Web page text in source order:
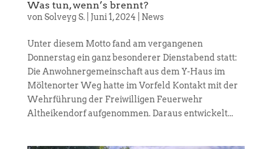
Was tun, wenn’s brennt?
vonSolveyg S.| Juni 1, 2024 News
Unter diesem Motto fand am vergangenen
Donnerstag ein ganz besonderer Dienstabend statt:
Die Anwohnergemeinschaft aus dem Y-Haus im
Möltenorter Weg hatte im Vorfeld Kontakt mit der
Wehrführung der Freiwilligen Feuerwehr
Altheikendorf aufgenommen. Daraus entwickelt...